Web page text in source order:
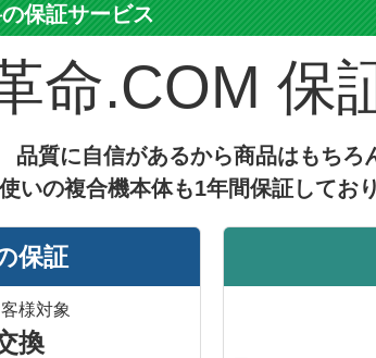
保証サービス
保
品質に自信があるから商品はもちろ
いの複合機本体も1年間保証してお
保証
様対象
換